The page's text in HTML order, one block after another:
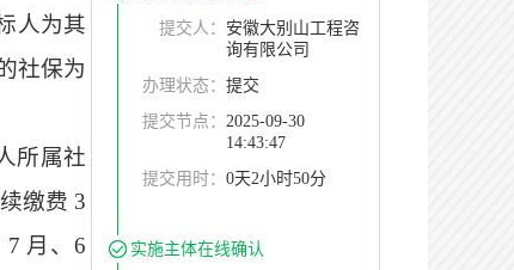
人为其
社保为
所属社
缴费 3
月、6
提交人： 安徽大别山工程咨
询有限公司
办理状态： 提交
提交节点： 2025-09-30
14:43:47
提交用时： 0天2小时50分
实施主体在线确认